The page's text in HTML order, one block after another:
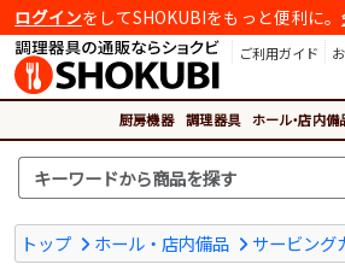
ログインをしてSHOKUBIをもっと便利に。
ご利用ガイド
厨房機器 調理器具 ホール・店内備
トップ ホール・店内備品 サービング